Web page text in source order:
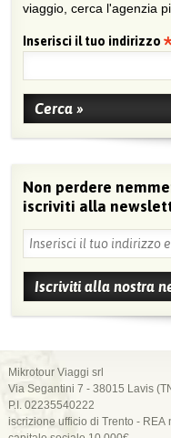
viaggio, cerca l'agenzia
Inserisci il tuo indirizzo
Non perdere
iscriviti alla
Mikrotour Viaggi srl
Via Segantini 7 - 38015 Lavis
P.I. 02235540222
iscrizione ufficio di Trento - REA